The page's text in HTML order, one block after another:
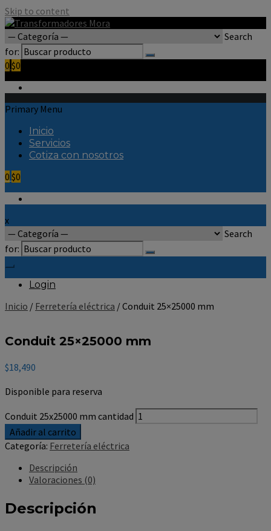
Skip to content
Search
for:
0 $0
Primary Menu
Inicio
Servicios
Cotiza con nosotros
0 $0
x
Search
for:
Login
Inicio / Ferretería eléctrica / Conduit 25×25000 mm
Conduit 25×25000 mm
$18,490
Disponible para reserva
Conduit 25x25000 mm cantidad
Añadir al carrito
Categoría: Ferretería eléctrica
Descripción
Valoraciones (0)
Descripción